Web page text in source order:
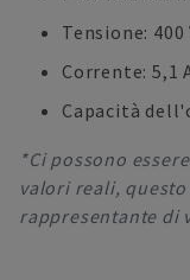
Tensione: 400
Corrente: 5,1
Capacità
*Ci possono
valori reali,
rappresentante di